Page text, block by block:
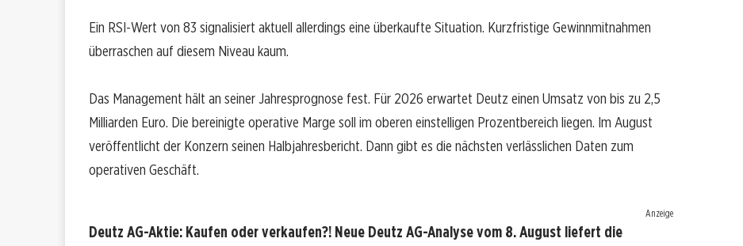
Ein RSI-Wert von 83 signalisiert aktuell allerdings eine überkaufte Situation. Kurzfristige Gewinnmitnahmen
überraschen auf diesem Niveau kaum.
Das Management hält an seiner Jahresprognose fest. Für 2026 erwartet Deutz einen Umsatz von bis zu 2,5
Milliarden Euro. Die bereinigte operative Marge soll im oberen einstelligen Prozentbereich liegen. Im August
veröffentlicht der Konzern seinen Halbjahresbericht. Dann gibt es die nächsten verlässlichen Daten zum
operativen Geschäft.
Anzeige
Deutz AG-Aktie: Kaufen oder verkaufen?! Neue Deutz AG-Analyse vom 8. August liefert die